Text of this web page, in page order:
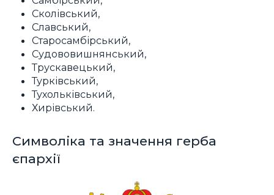
Сколівський,
Славський,
Старосамбірський,
Судововишнянський,
Трускавецький,
Турківський,
Тухольківський,
Хирівський.
Символіка та значення герба
єпархії